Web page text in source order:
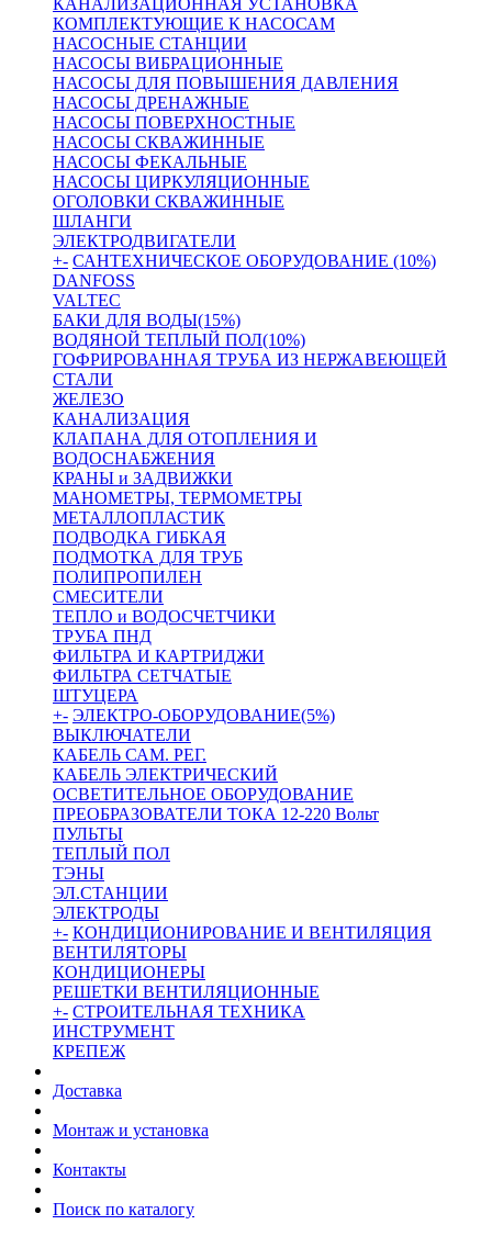
КАНАЛИЗАЦИОННАЯ УСТАНОВКА
КОМПЛЕКТУЮЩИЕ К НАСОСАМ
НАСОСНЫЕ СТАНЦИИ
НАСОСЫ ВИБРАЦИОННЫЕ
НАСОСЫ ДЛЯ ПОВЫШЕНИЯ ДАВЛЕНИЯ
НАСОСЫ ДРЕНАЖНЫЕ
НАСОСЫ ПОВЕРХНОСТНЫЕ
НАСОСЫ СКВАЖИННЫЕ
НАСОСЫ ФЕКАЛЬНЫЕ
НАСОСЫ ЦИРКУЛЯЦИОННЫЕ
ОГОЛОВКИ СКВАЖИННЫЕ
ШЛАНГИ
ЭЛЕКТРОДВИГАТЕЛИ
+- САНТЕХНИЧЕСКОЕ ОБОРУДОВАНИЕ (10%)
DANFOSS
VALTEC
БАКИ ДЛЯ ВОДЫ(15%)
ВОДЯНОЙ ТЕПЛЫЙ ПОЛ(10%)
ГОФРИРОВАННАЯ ТРУБА ИЗ НЕРЖАВЕЮЩЕЙ
СТАЛИ
ЖЕЛЕЗО
КАНАЛИЗАЦИЯ
КЛАПАНА ДЛЯ ОТОПЛЕНИЯ И
ВОДОСНАБЖЕНИЯ
КРАНЫ и ЗАДВИЖКИ
МАНОМЕТРЫ, ТЕРМОМЕТРЫ
МЕТАЛЛОПЛАСТИК
ПОДВОДКА ГИБКАЯ
ПОДМОТКА ДЛЯ ТРУБ
ПОЛИПРОПИЛЕН
СМЕСИТЕЛИ
ТЕПЛО и ВОДОСЧЕТЧИКИ
ТРУБА ПНД
ФИЛЬТРА И КАРТРИДЖИ
ФИЛЬТРА СЕТЧАТЫЕ
ШТУЦЕРА
+- ЭЛЕКТРО-ОБОРУДОВАНИЕ(5%)
ВЫКЛЮЧАТЕЛИ
КАБЕЛЬ САМ. РЕГ.
КАБЕЛЬ ЭЛЕКТРИЧЕСКИЙ
ОСВЕТИТЕЛЬНОЕ ОБОРУДОВАНИЕ
ПРЕОБРАЗОВАТЕЛИ ТОКА 12-220 Вольт
ПУЛЬТЫ
ТЕПЛЫЙ ПОЛ
ТЭНЫ
ЭЛ.СТАНЦИИ
ЭЛЕКТРОДЫ
+- КОНДИЦИОНИРОВАНИЕ И ВЕНТИЛЯЦИЯ
ВЕНТИЛЯТОРЫ
КОНДИЦИОНЕРЫ
РЕШЕТКИ ВЕНТИЛЯЦИОННЫЕ
+- СТРОИТЕЛЬНАЯ ТЕХНИКА
ИНСТРУМЕНТ
КРЕПЕЖ
Доставка
Монтаж и установка
Контакты
Поиск по каталогу